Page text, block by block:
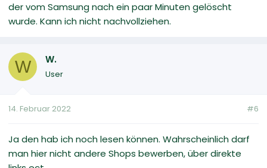
der vom Samsung nach ein paar Minuten gelöscht
wurde. Kann ich nicht nachvollziehen.
W W.
User
14. Februar 2022 #6
Ja den hab ich noch lesen können. Wahrscheinlich darf
man hier nicht andere Shops bewerben, über direkte